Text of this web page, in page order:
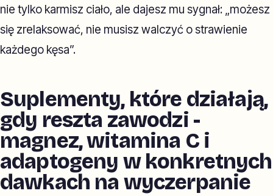
nie tylko karmisz ciało, ale dajesz mu sygnał: „możesz
się zrelaksować, nie musisz walczyć o strawienie
każdego kęsa”.
Suplementy, które działają,
gdy reszta zawodzi -
magnez, witamina C i
adaptogeny w konkretnych
dawkach na wyczerpanie